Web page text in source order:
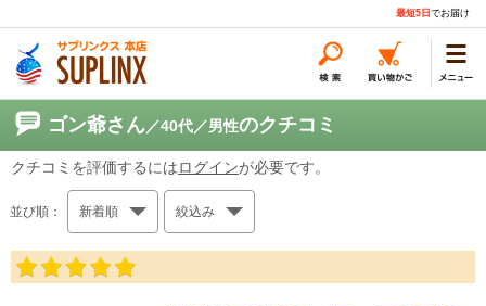
最短5日 でお届け
ゴン爺さん／40代／男性のクチコミ
クチコミを評価するにはログインが必要です。
並び順： 新着順 絞込み